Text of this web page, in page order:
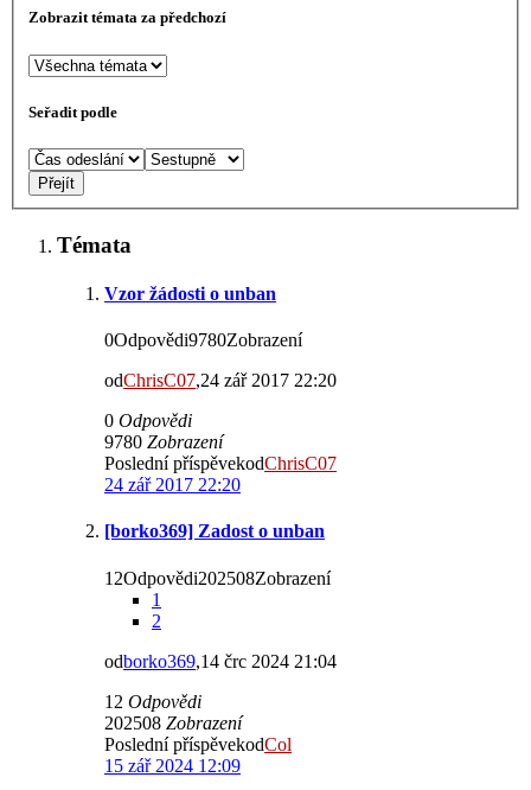
Zobrazit témata za předchozí
Seřadit podle
Témata
Vzor žádosti o unban
0Odpovědi9780Zobrazení
odChrisC07,24 zář 2017 22:20
0 Odpovědi
9780 Zobrazení
Poslední příspěvekodChrisC07
24 zář 2017 22:20
[borko369] Zadost o unban
12Odpovědi202508Zobrazení
1
2
odborko369,14 črc 2024 21:04
12 Odpovědi
202508 Zobrazení
Poslední příspěvekodCol
15 zář 2024 12:09